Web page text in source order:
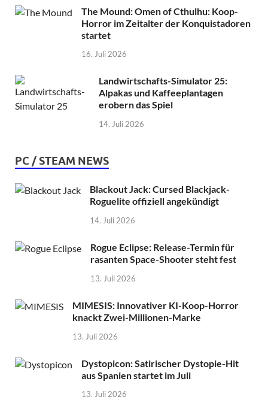
The Mound: Omen of Cthulhu: Koop-
Horror im Zeitalter der Konquistadoren
startet
16. Juli 2026
Landwirtschafts-Simulator 25:
Alpakas und Kaffeeplantagen
erobern das Spiel
14. Juli 2026
PC / STEAM NEWS
Blackout Jack: Cursed Blackjack-
Roguelite offiziell angekündigt
14. Juli 2026
Rogue Eclipse: Release-Termin für
rasanten Space-Shooter steht fest
13. Juli 2026
MIMESIS: Innovativer KI-Koop-Horror
knackt Zwei-Millionen-Marke
13. Juli 2026
Dystopicon: Satirischer Dystopie-Hit
aus Spanien startet im Juli
13. Juli 2026